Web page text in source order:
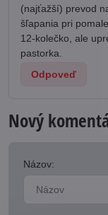
(najťažší) prevod
šľapania pri
12-kolečko, ale
pastorka.
Odpoveď
Nový
Názov: